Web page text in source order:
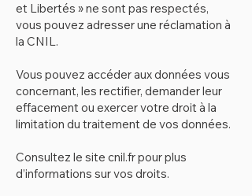
et Libertés » ne sont pas respectés,
vous pouvez adresser une réclamation à
la CNIL.
Vous pouvez accéder aux données vous
concernant, les rectifier, demander leur
effacement ou exercer votre droit à la
limitation du traitement de vos données.
Consultez le site cnil.fr pour plus
d’informations sur vos droits.